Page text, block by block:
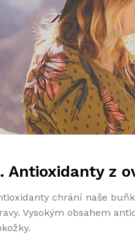
Antioxidanty z
chrání naše
Vysokým obsahem